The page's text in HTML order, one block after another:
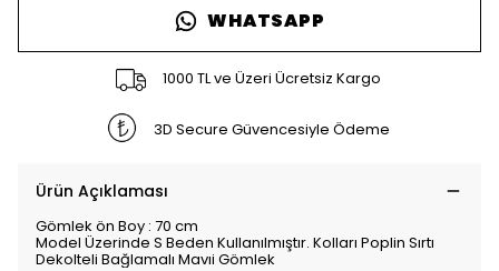
WHATSAPP
1000 TL ve Üzeri Ücretsiz Kargo
3D Secure Güvencesiyle Ödeme
Ürün Açıklaması
Gömlek ön Boy : 70 cm
Model Üzerinde S Beden Kullanılmıştır. Kolları Poplin Sırtı
Dekolteli Bağlamalı Mavıi Gömlek